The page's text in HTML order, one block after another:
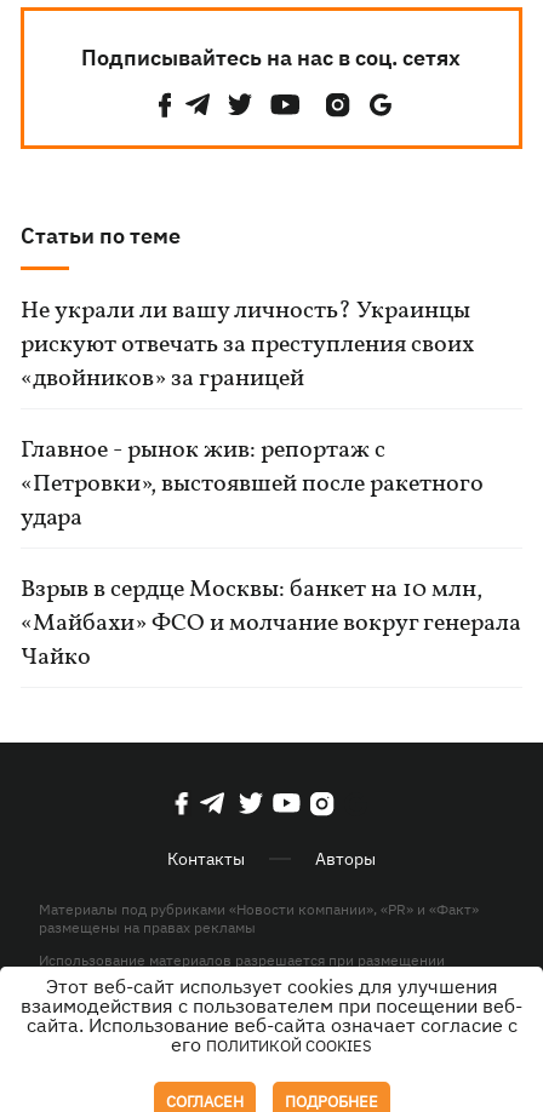
Подписывайтесь на нас в соц. сетях
Статьи по теме
Не украли ли вашу личность? Украинцы
рискуют отвечать за преступления своих
«двойников» за границей
Главное - рынок жив: репортаж с
«Петровки», выстоявшей после ракетного
удара
Взрыв в сердце Москвы: банкет на 10 млн,
«Майбахи» ФСО и молчание вокруг генерала
Чайко
Контакты Авторы
Материалы под рубриками «Новости компании», «PR» и «Факт»
размещены на правах рекламы
Использование материалов разрешается при размещении
активной гиперссылки на KP.UA в первом абзаце.
© ООО «ЮЛАВ МЕДИА»,2026. Все права защищены.
Этот веб-сайт использует cookies для улучшения
взаимодействия с пользователем при посещении веб-
сайта. Использование веб-сайта означает согласие с
его ПОЛИТИКОЙ COOKIES
СОГЛАСЕН ПОДРОБНЕЕ